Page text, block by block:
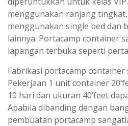
menggunakan ranjang
menggunakan single bed dan
lainnya. Portacamp container
lapangan terbuka seperti
Fabrikasi portacamp container
Pekerjaan 1 unit container
10 hari dan ukuran 40’feet
Apabila dibanding dengan
pembuatan portacamp